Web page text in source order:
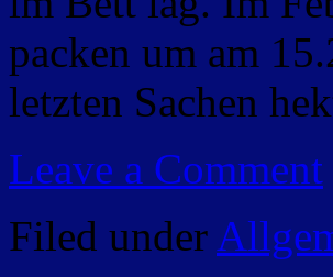
packen um am
letzten Sachen
Leave a Comment
Filed under